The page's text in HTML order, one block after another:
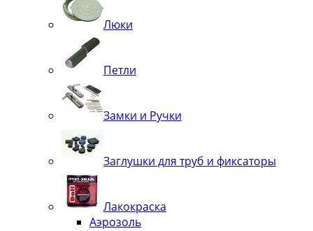
Люки
Петли
Замки и Ручки
Заглушки для труб и фиксаторы
Лакокраска
Аэрозоль